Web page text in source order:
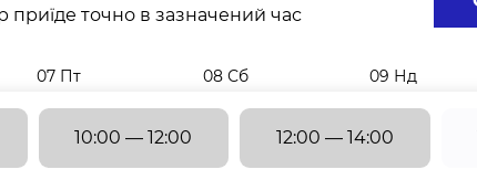
приїде точно в зазначений час
07 Пт 08 Сб 09 Нд
10:00 — 12:00 12:00 — 14:00